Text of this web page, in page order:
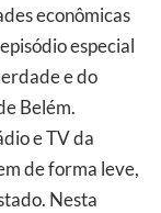
econômicas
especial
e do
Belém.
e TV da
de forma leve,
Nesta